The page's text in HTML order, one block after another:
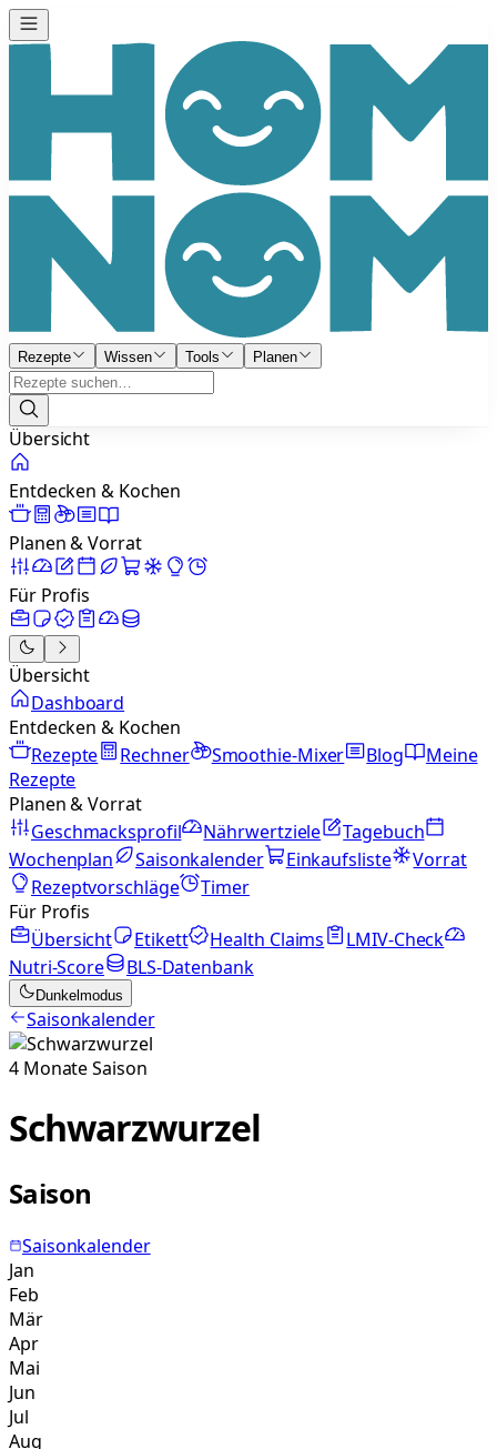
Rezepte Wissen Tools Planen
Übersicht
Entdecken & Kochen
Planen & Vorrat
Für Profis
Übersicht
Dashboard
Entdecken & Kochen
Rezepte
Rechner Smoothie-Mixer Blog
Meine
Rezepte
Planen & Vorrat
Geschmacksprofil
Nährwertziele
Tagebuch
Wochenplan
Saisonkalender Einkaufsliste
Vorrat
Rezeptvorschläge
Timer
Für Profis
Übersicht
Etikett Health Claims
LMIV-Check
Nutri-Score
BLS-Datenbank
Dunkelmodus
Saisonkalender
4 MonateSaison
Schwarzwurzel
Saison
Saisonkalender
Jan
Feb
Mär
Apr
Mai
Jun
Jul
Aug